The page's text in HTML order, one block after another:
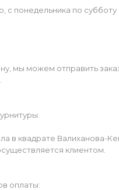
с понедельника по
мы можем отправить
в квадрате
клиентом.
оплаты: